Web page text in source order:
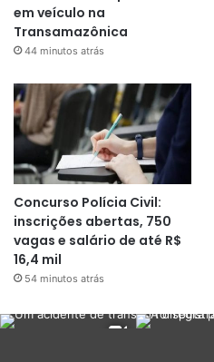
em veículo na
Transamazônica
44 minutos atrás
Concurso Polícia Civil:
inscrições abertas, 750
vagas e salário de até R$
16,4 mil
54 minutos atrás